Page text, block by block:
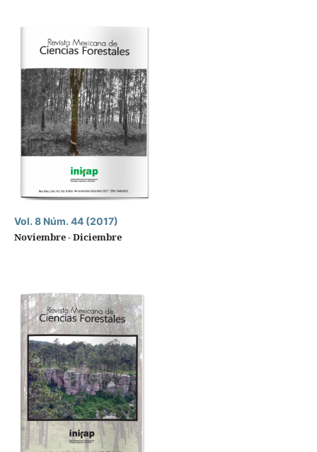
Vol. 8 Núm. 44 (2017)
Noviembre - Diciembre